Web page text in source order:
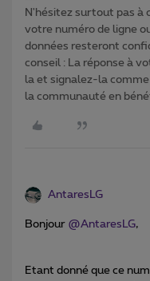
N'hésitez surtout pas à
votre numéro de ligne
données resteront
conseil : La réponse à
la et signalez-la comme
la communauté en
AntaresLG
Bonjour ​ @AntaresLG,
Etant donné que ce